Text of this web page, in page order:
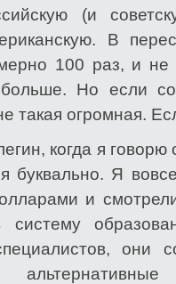
(и
В
100 раз, и
Но если
такая огромная.
когда я
буквально. Я
и
они